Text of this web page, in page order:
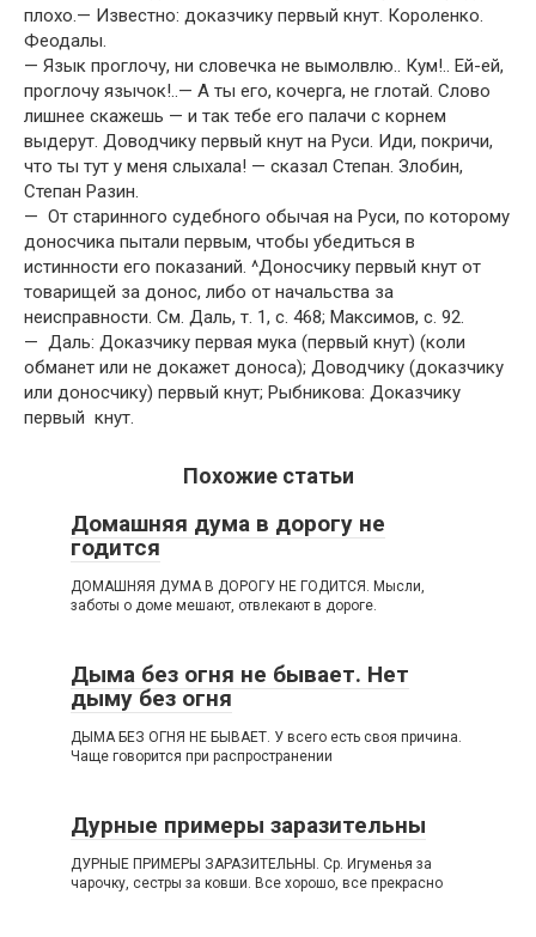
плохо.— Известно: доказчику первый кнут. Короленко.
Феодалы.
— Язык проглочу, ни словечка не вымолвлю.. Кум!.. Ей-ей,
проглочу язычок!..— А ты его, кочерга, не глотай. Слово
лишнее скажешь — и так тебе его палачи с корнем
выдерут. Доводчику первый кнут на Руси. Иди, покричи,
что ты тут у меня слыхала! — сказал Степан. Злобин,
Степан Разин.
— От старинного судебного обычая на Руси, по которому
доносчика пытали первым, чтобы убедиться в
истинности его показаний. ^Доносчику первый кнут от
товарищей за донос, либо от начальства за
неисправности. См. Даль, т. 1, с. 468; Максимов, с. 92.
— Даль: Доказчику первая мука (первый кнут) (коли
обманет или не докажет доноса); Доводчику (доказчику
или доносчику) первый кнут; Рыбникова: Доказчику
первый кнут.
Похожие статьи
Домашняя дума в дорогу не
годится
ДОМАШНЯЯ ДУМА В ДОРОГУ НЕ ГОДИТСЯ. Мысли,
заботы о доме мешают, отвлекают в дороге.
Дыма без огня не бывает. Нет
дыму без огня
ДЫМА БЕЗ ОГНЯ НЕ БЫВАЕТ. У всего есть своя причина.
Чаще говорится при распространении
Дурные примеры заразительны
ДУРНЫЕ ПРИМЕРЫ ЗАРАЗИТЕЛЬНЫ. Ср. Игуменья за
чарочку, сестры за ковши. Все хорошо, все прекрасно